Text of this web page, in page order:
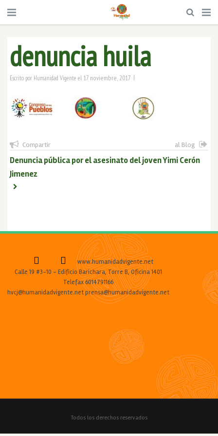
denuncia huila
Escrito por Humanidad Vigente el 17 noviembre, 2017 |
Compartir al Blog
Denuncia pública por el asesinato del joven Yimi Cerón
Jimenez
www.humanidadvigente.net
Calle 19 #3-10 - Edificio Barichara, Torre B, Oficina 1401
Telefax 6014791166
hvcj@humanidadvigente.net prensa@humanidadvigente.net
Todos los derechos reservados